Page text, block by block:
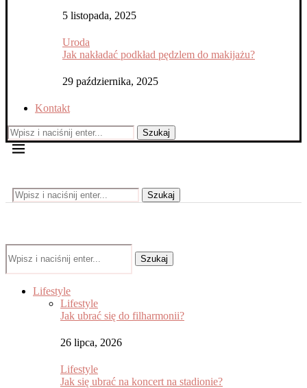
5 listopada, 2025
Uroda
Jak nakładać podkład pędzlem do makijażu?
29 października, 2025
Kontakt
Szukaj
Szukaj
Szukaj
Lifestyle
Lifestyle
Jak ubrać się do filharmonii?
26 lipca, 2026
Lifestyle
Jak się ubrać na koncert na stadionie?